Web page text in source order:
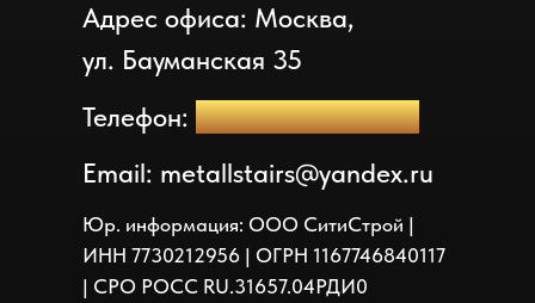
Адрес офиса: Москва,
ул. Бауманская 35
Телефон: +7(499) 213-30-96
Email: metallstairs@yandex.ru
Юр. информация: ООО СитиСтрой |
ИНН 7730212956 | ОГРН 1167746840117
| СРО РОСС RU.31657.04РДИ0